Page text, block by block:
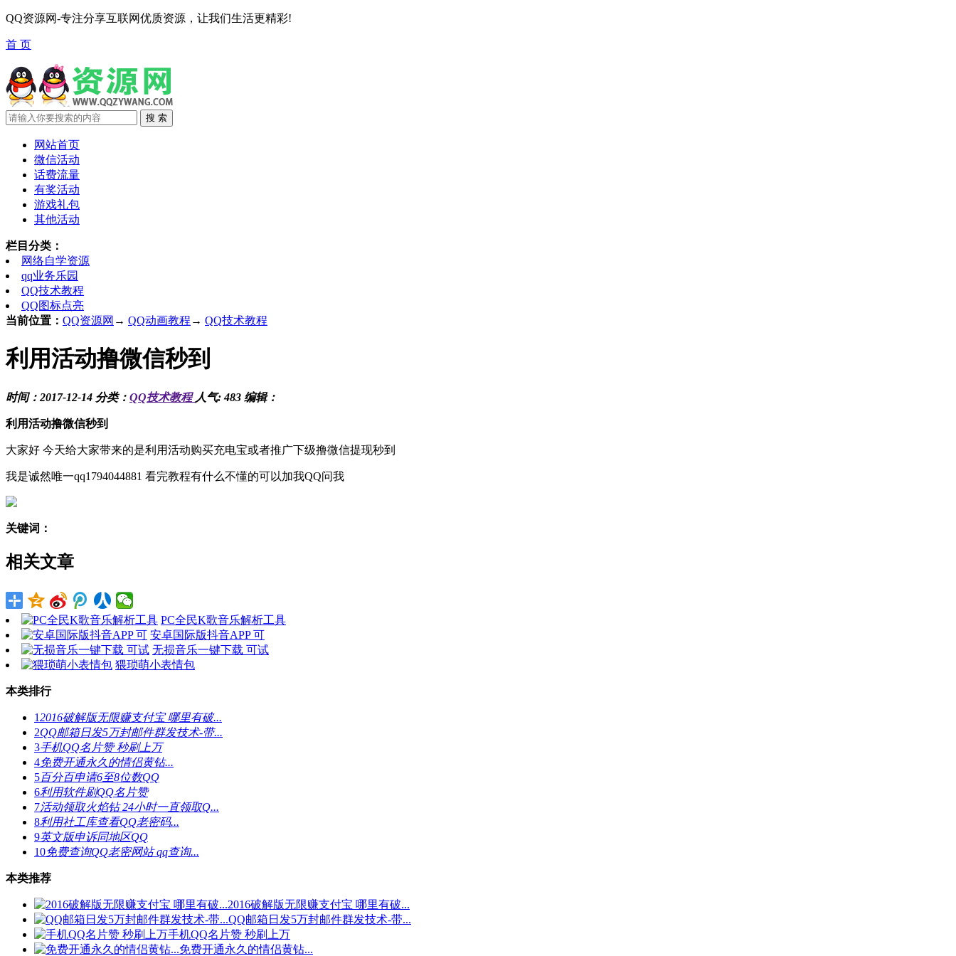
QQ资源网-专注分享互联网优质资源，让我们生活更精彩!
首 页
网站首页
微信活动
话费流量
有奖活动
游戏礼包
其他活动
栏目分类：
网络自学资源
qq业务乐园
QQ技术教程
QQ图标点亮
当前位置： QQ资源网 → QQ动画教程 → QQ技术教程
利用活动撸微信秒到
时间：2017-12-14 分类： QQ技术教程 人气: 483 编辑：
利用活动撸微信秒到
大家好 今天给大家带来的是利用活动购买充电宝或者推广下级撸微信提现秒到
我是诚然唯一qq1794044881 看完教程有什么不懂的可以加我QQ问我
关键词：
相关文章
PC全民K歌音乐解析工具
安卓国际版抖音APP 可
无损音乐一键下载 可试
猥琐萌小表情包
本类排行
12016破解版无限赚支付宝 哪里有破...
2QQ邮箱日发5万封邮件群发技术-带...
3手机QQ名片赞 秒刷上万
4免费开通永久的情侣黄钻...
5百分百申请6至8位数QQ
6利用软件刷QQ名片赞
7活动领取火焰钻 24小时一直领取Q...
8利用社工库查看QQ老密码...
9英文版申诉同地区QQ
10免费查询QQ老密网站 qq查询...
本类推荐
2016破解版无限赚支付宝 哪里有破...
QQ邮箱日发5万封邮件群发技术-带...
手机QQ名片赞 秒刷上万
免费开通永久的情侣黄钻...